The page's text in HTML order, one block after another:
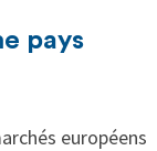
pays
européens